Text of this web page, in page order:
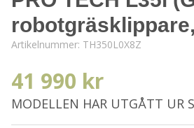
Artikelnummer: TH350L0X8Z
41 990 kr
MODELLEN HAR UTGÅTT UR